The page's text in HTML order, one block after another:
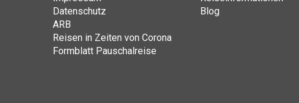
Datenschutz
ARB
Reisen in Zeiten von Corona
Formblatt Pauschalreise
Blog